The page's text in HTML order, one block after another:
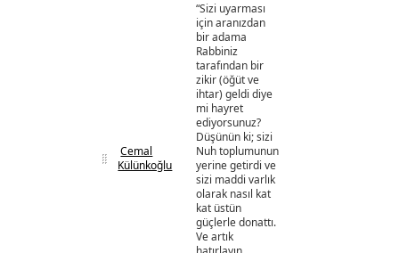
Cemal
Külünkoğlu
“Sizi uyarması
için aranızdan
bir adama
Rabbiniz
tarafından bir
zikir (öğüt ve
ihtar) geldi diye
mi hayret
ediyorsunuz?
Düşünün ki; sizi
Nuh toplumunun
yerine getirdi ve
sizi maddi varlık
olarak nasıl kat
kat üstün
güçlerle donattı.
Ve artık